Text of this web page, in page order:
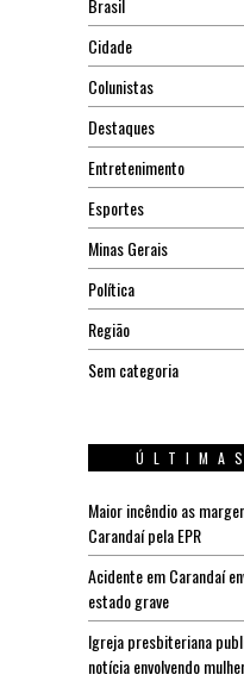
Brasil
Cidade
Colunistas
Destaques
Entretenimento
Esportes
Minas Gerais
Política
Região
Sem categoria
Maior incêndio as
Carandaí pela EPR
Acidente em Carandaí
estado grave
Igreja presbiteriana
notícia envolvendo